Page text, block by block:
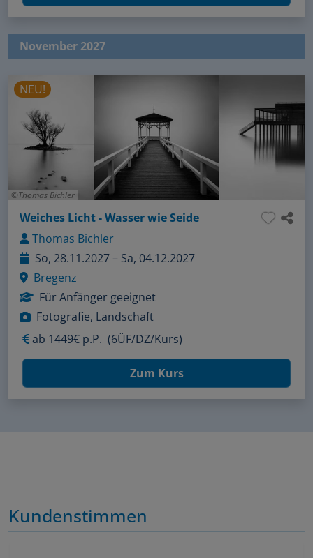
November 2027
Thomas Bichler
NEU!
Weiches Licht - Wasser wie Seide
Thomas Bichler
So, 28.11.2027 – Sa, 04.12.2027
Bregenz
Für Anfänger geeignet
Fotografie, Landschaft
ab 1449€ p.P. (6ÜF/DZ/Kurs)
Zum Kurs
Kundenstimmen